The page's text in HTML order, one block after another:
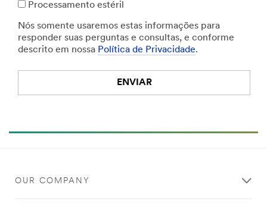
Processamento estéril
Nós somente usaremos estas informações para
responder suas perguntas e consultas, e conforme
descrito em nossa Política de Privacidade.
ENVIAR
OUR COMPANY